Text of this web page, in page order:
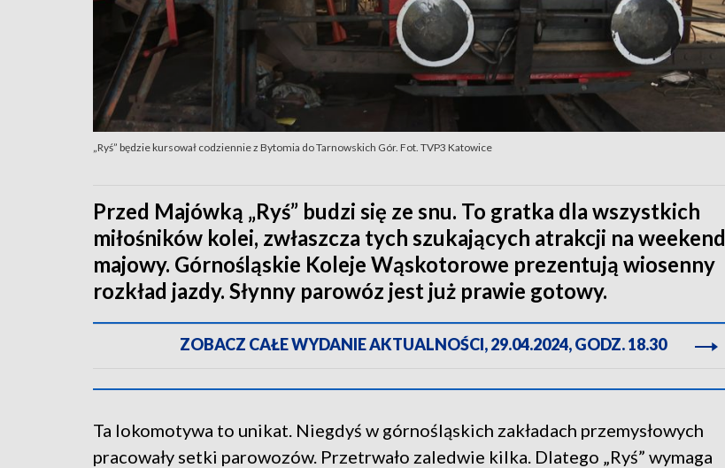
„Ryś” będzie kursował codziennie z Bytomia do Tarnowskich Gór. Fot. TVP3 Katowice
Przed Majówką „Ryś” budzi się ze snu. To gratka dla wszystkich
miłośników kolei, zwłaszcza tych szukających atrakcji na weekend
majowy. Górnośląskie Koleje Wąskotorowe prezentują wiosenny
rozkład jazdy. Słynny parowóz jest już prawie gotowy.
ZOBACZ CAŁE WYDANIE AKTUALNOŚCI, 29.04.2024, GODZ. 18.30
Ta lokomotywa to unikat. Niegdyś w górnośląskich zakładach przemysłowych
pracowały setki parowozów. Przetrwało zaledwie kilka. Dlatego „Ryś” wymaga